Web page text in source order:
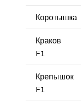
Коротышка
+
Краков
F1
Крепышок
F1